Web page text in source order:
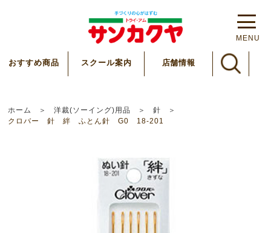
MENU
おすすめ商品 スクール案内 店舗情報
ホーム 洋裁(ソーイング)用品
針
クロバー 針 絆 ふとん針 G0 18-201